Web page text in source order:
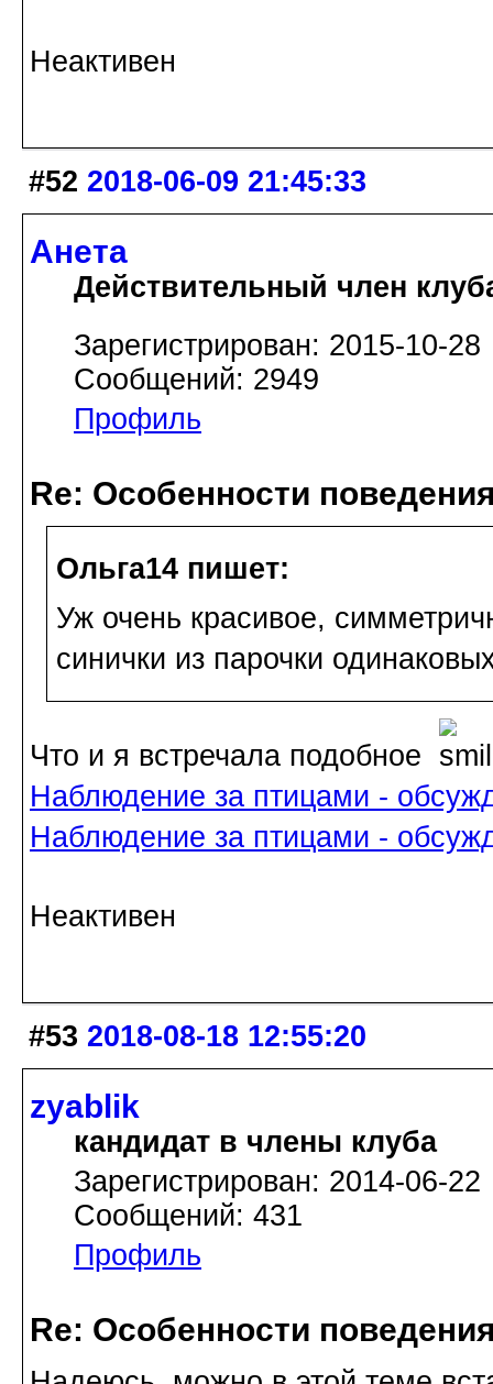
Неактивен
#52 2018-06-09 21:45:33
Анета
Действительный член
Зарегистрирован: 2015-10-28
Сообщений: 2949
Профиль
Re: Особенности
Ольга14 пишет:
Уж очень красивое,
синички из парочки
Что и я встречала подобное
Наблюдение за птицами -
Наблюдение за птицами -
Неактивен
#53 2018-08-18 12:55:20
zyablik
кандидат в члены клуба
Зарегистрирован: 2014-06-22
Сообщений: 431
Профиль
Re: Особенности